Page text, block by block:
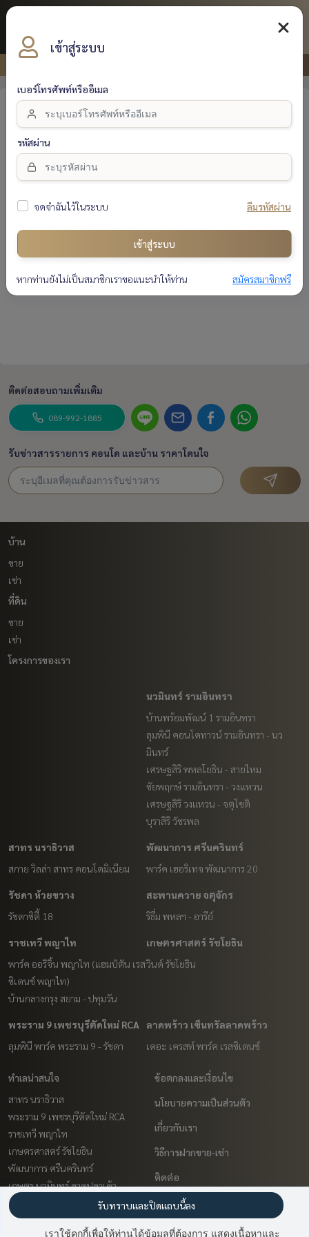
Ltd.
เข้าสู่ระบบ
ติดต่อสอบถามเพิ่มเติม
089-992-1885
รับข่าวสารรายการ คอนโด และบ้าน ราคาโดนใจ
บ้าน
ขาย
เช่า
ที่ดิน
ขาย
เช่า
โครงการของเรา
นวมินทร์ รามอินทรา
บ้านพร้อมพัฒน์ 1 รามอินทรา
ลุมพินี คอนโดทาวน์ รามอินทรา - นว
มินทร์
เศรษฐสิริ พหลโยธิน - สายไหม
ชัยพฤกษ์ รามอินทรา - วงแหวน
เศรษฐสิริ วงแหวน - จตุโชติ
บุราสิริ วัชรพล
สาทร นราธิวาส
สกาย วิลล่า สาทร คอนโดมิเนียม
พัฒนาการ ศรีนครินทร์
พาร์ค เฮอริเทจ พัฒนาการ 20
รัชดา ห้วยขวาง
รัชดาซิตี้ 18
สะพานควาย จตุจักร
ริธึ่ม พหลฯ - อารีย์
ราชเทวี พญาไท
พาร์ค ออริจิ้น พญาไท (แฮมป์ตัน เรส
ซิเดนซ์ พญาไท)
บ้านกลางกรุง สยาม - ปทุมวัน
เกษตรศาสตร์ รัชโยธิน
วินด์ รัชโยธิน
พระราม 9 เพชรบุรีตัดใหม่ RCA
ลุมพินี พาร์ค พระราม 9 - รัชดา
ลาดพร้าว เซ็นทรัลลาดพร้าว
เดอะ เครสท์ พาร์ค เรสซิเดนซ์
ทำเลน่าสนใจ
สาทร นราธิวาส
พระราม 9 เพชรบุรีตัดใหม่ RCA
ราชเทวี พญาไท
เกษตรศาสตร์ รัชโยธิน
พัฒนาการ ศรีนครินทร์
เกษตร นวมินทร์ ลาดปลาเค้า
ลาดพร้าว เซ็นทรัลลาดพร้าว
นวมินทร์ รามอินทรา
ข้อตกลงและเงื่อนไข
นโยบายความเป็นส่วนตัว
เกี่ยวกับเรา
วิธีการฝากขาย-เช่า
ติดต่อ
เราใช้คุกกี้เพื่อให้ท่านได้ข้อมูลที่ต้องการ แสดงเนื้อหาและ
รับทราบและปิดแถบนี้ลง
เข้าสู่ระบบ
เบอร์โทรศัพท์หรืออีเมล
รหัสผ่าน
จดจำฉันไว้ในระบบ ลืมรหัสผ่าน
เข้าสู่ระบบ
หากท่านยังไม่เป็นสมาชิกเราขอแนะนำให้ท่าน สมัครสมาชิกฟรี